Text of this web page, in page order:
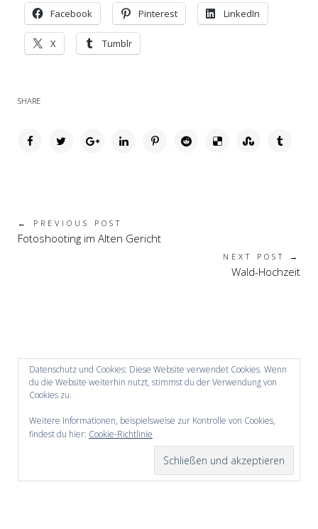
Facebook Pinterest LinkedIn
X Tumblr
SHARE
← PREVIOUS POST
Fotoshooting im Alten Gericht
NEXT POST →
Wald-Hochzeit
Datenschutz und Cookies: Diese Website verwendet Cookies. Wenn
du die Website weiterhin nutzt, stimmst du der Verwendung von
Cookies zu.
Weitere Informationen, beispielsweise zur Kontrolle von Cookies,
findest du hier: Cookie-Richtlinie